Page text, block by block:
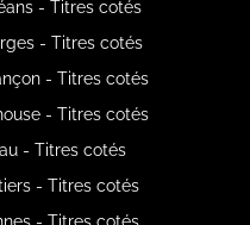
- Titres cotés
- Titres cotés
- Titres cotés
- Titres cotés
- Titres cotés
- Titres cotés